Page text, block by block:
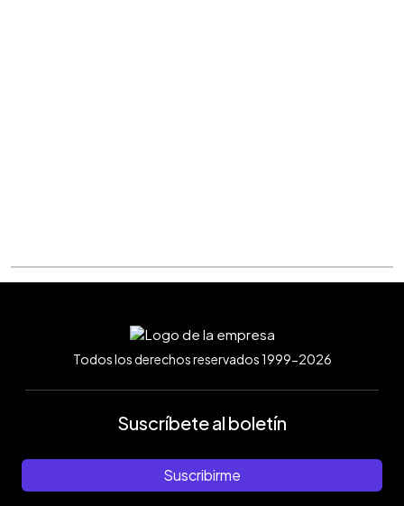
Todos los derechos reservados 1999-2026
Suscríbete al boletín
Suscribirme